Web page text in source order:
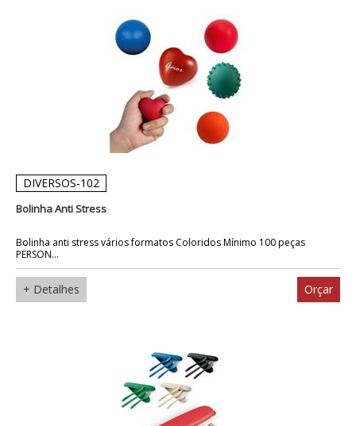
DIVERSOS-102
Bolinha Anti Stress
Bolinha anti stress vários formatos Coloridos Mínimo 100 peças
PERSON...
+ Detalhes Orçar